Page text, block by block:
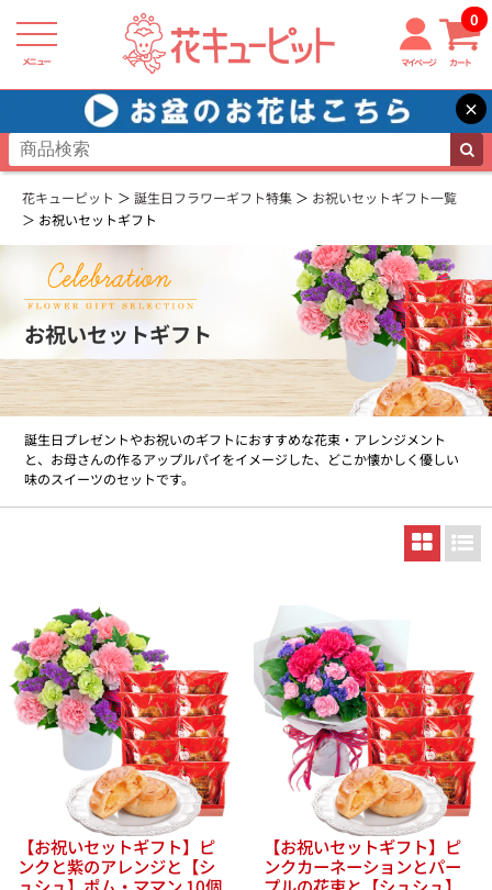
メニュー マイページ カート
0
×
花キューピット 誕生日フラワーギフト特集
お祝いセットギフト一覧
お祝いセットギフト
お祝いセットギフト
誕生日プレゼントやお祝いのギフトにおすすめな花束・アレンジメント
と、お母さんの作るアップルパイをイメージした、どこか懐かしく優しい
味のスイーツのセットです。
【お祝いセットギフト】ピ
ンクと紫のアレンジと【シ
【お祝いセットギフト】ピ
ンクカーネーションとパー